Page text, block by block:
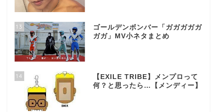
13
ゴールデンボンバー「ガガガガガ
ガガ」MV小ネタまとめ
14
【EXILE TRIBE】メンプロって
何？と思ったら…【メンディー】